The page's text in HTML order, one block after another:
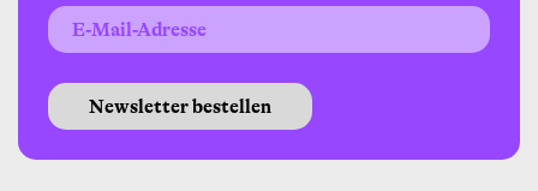
Newsletter bestellen